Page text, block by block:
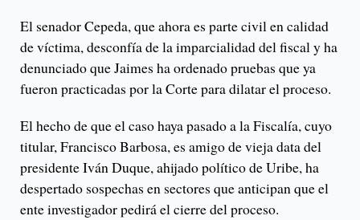
El senador Cepeda, que ahora es parte civil en calidad
de víctima, desconfía de la imparcialidad del fiscal y ha
denunciado que Jaimes ha ordenado pruebas que ya
fueron practicadas por la Corte para dilatar el proceso.
El hecho de que el caso haya pasado a la Fiscalía, cuyo
titular, Francisco Barbosa, es amigo de vieja data del
presidente Iván Duque, ahijado político de Uribe, ha
despertado sospechas en sectores que anticipan que el
ente investigador pedirá el cierre del proceso.